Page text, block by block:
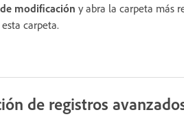
modificación y abra la carpeta más
carpeta.
de registros